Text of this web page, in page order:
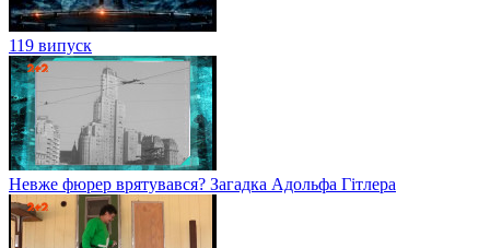
119 випуск
Невже фюрер врятувався? Загадка Адольфа Гітлера